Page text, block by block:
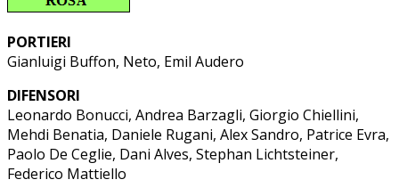
PORTIERI
Gianluigi Buffon, Neto, Emil Audero
DIFENSORI
Leonardo Bonucci, Andrea Barzagli, Giorgio Chiellini,
Mehdi Benatia, Daniele Rugani, Alex Sandro, Patrice Evra,
Paolo De Ceglie, Dani Alves, Stephan Lichtsteiner,
Federico Mattiello